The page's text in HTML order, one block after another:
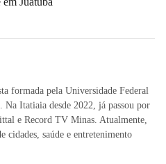
formada pela Universidade Federal
Itatiaia desde 2022, já passou por
e Record TV Minas. Atualmente,
cidades, saúde e entretenimento